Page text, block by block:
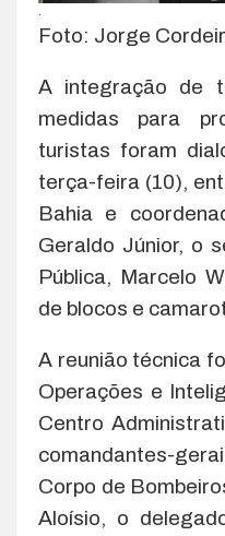
Foto: Jorge
A integração de
medidas para
turistas foram
terça-feira (10),
Bahia e
Geraldo Júnior, o
Pública, Marcelo
de blocos e
A reunião técnica
Operações e
Centro
comandantes-
Corpo de
Aloísio, o